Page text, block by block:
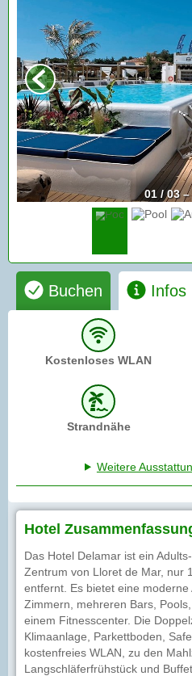
01 / 03
Buchen Infos
Kostenloses WLAN
Strandnähe
Weitere
Hotel
Das Hotel Delamar ist ein
Zentrum von Lloret de Mar, nur
entfernt. Es bietet eine moderne
Zimmern, mehreren Bars,
einem Fitnesscenter. Die
Klimaanlage, Parkettboden,
kostenfreies WLAN, zu den
Langschläferfrühstück und